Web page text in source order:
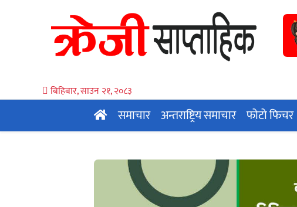
बिहिबार, साउन २१, २०८३
समाचार अन्तराष्ट्रिय समाचार फोटो फिचर